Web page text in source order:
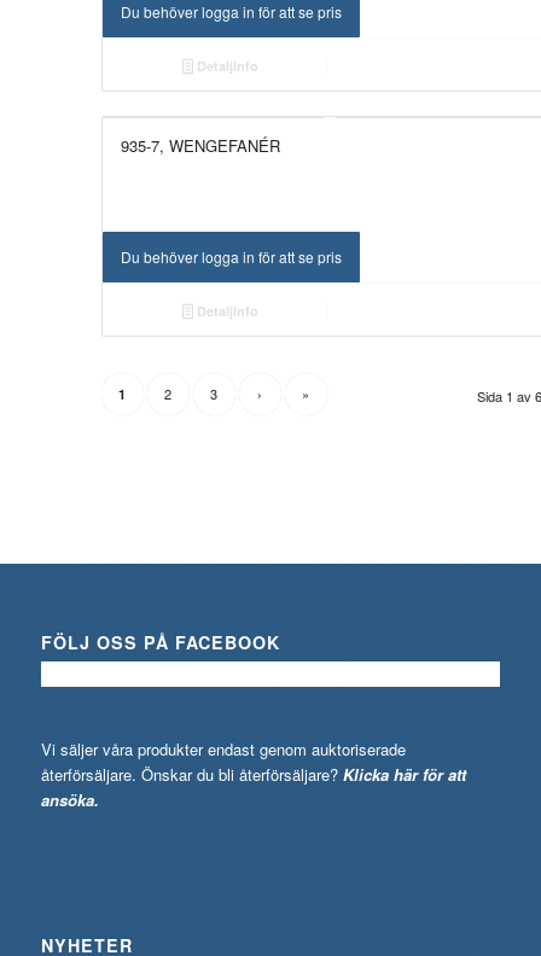
Du behöver logga in för att se pris
Detaljinfo
935-7, WENGEFANÉR
Du behöver logga in för att se pris
Detaljinfo
Sida 1 av
1 2 3 › »
FÖLJ OSS PÅ FACEBOOK
Vi säljer våra produkter endast genom auktoriserade
återförsäljare. Önskar du bli återförsäljare? Klicka här för att
ansöka.
NYHETER